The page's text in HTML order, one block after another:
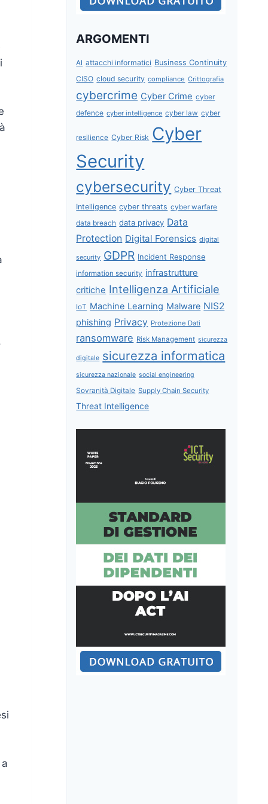
ARGOMENTI
AI attacchi informatici Business Continuity
CISO cloud security compliance Crittografia
cybercrime Cyber Crime cyber
defence cyber intelligence cyber law cyber
resilience Cyber Risk Cyber
Security
cybersecurity Cyber Threat
Intelligence cyber threats cyber warfare
data breach data privacy Data
Protection Digital Forensics digital
security GDPR Incident Response
information security infrastrutture
critiche Intelligenza Artificiale
IoT Machine Learning Malware NIS2
phishing Privacy Protezione Dati
ransomware Risk Management sicurezza
digitale sicurezza informatica
sicurezza nazionale social engineering
Sovranità Digitale Supply Chain Security
Threat Intelligence